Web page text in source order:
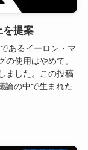
提案
あるイーロン・マ
使用はやめて。
ました。この投稿
論の中で生まれた